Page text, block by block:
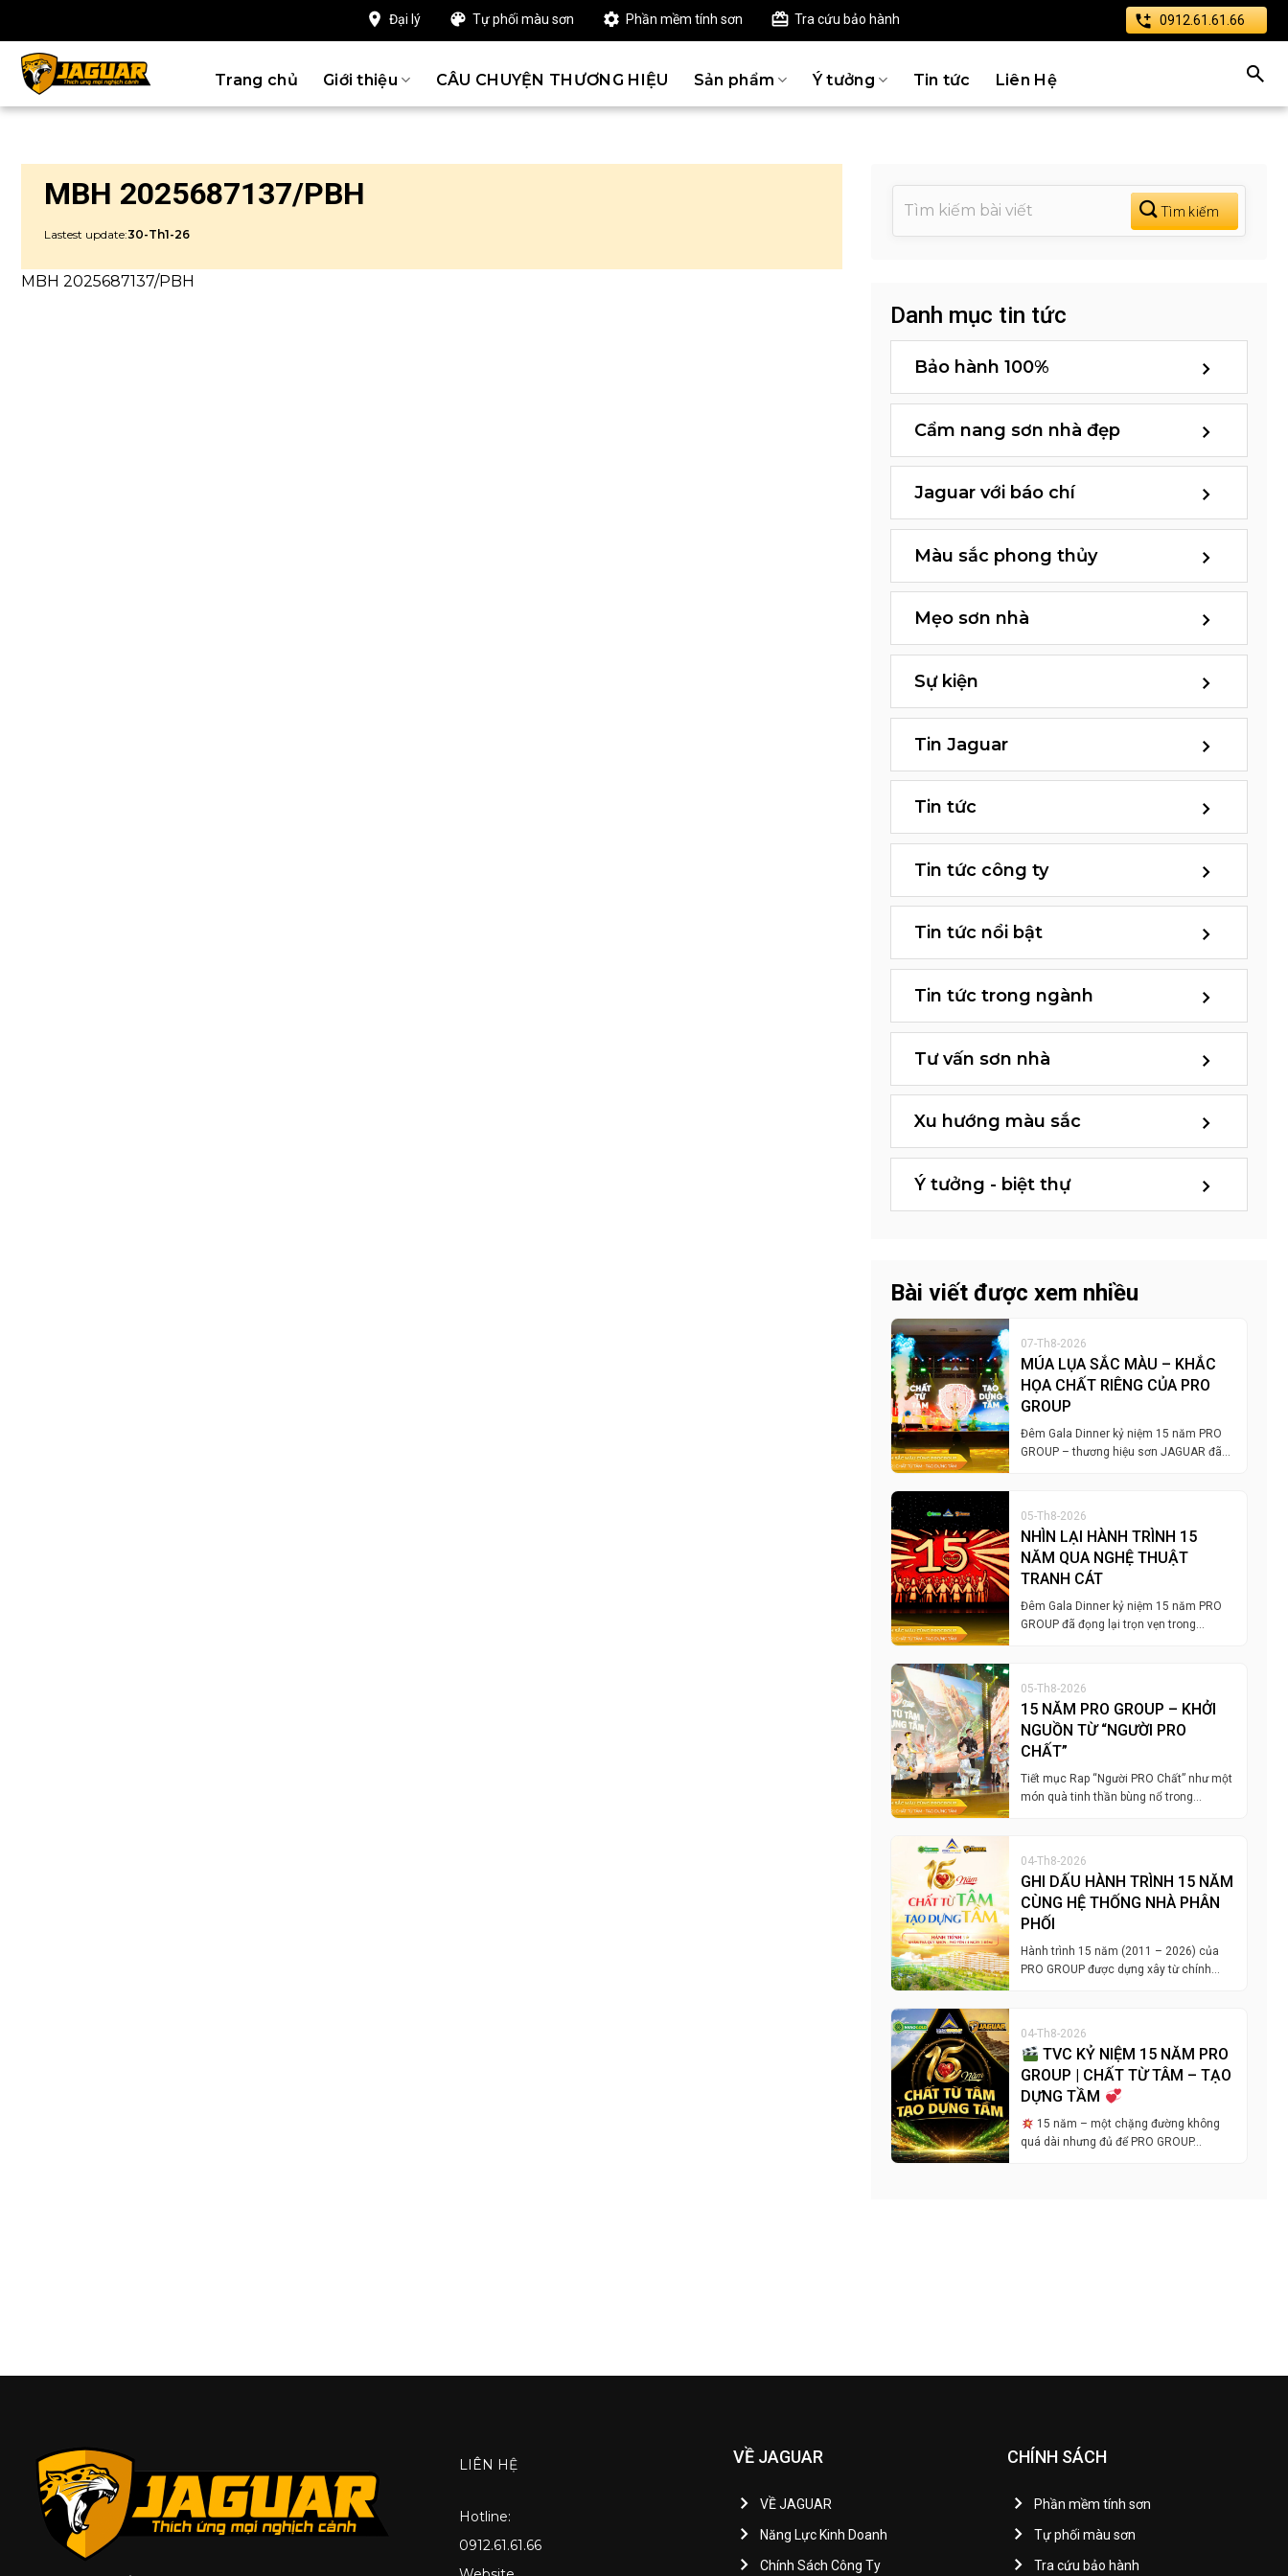
dung
Đại lý Tự phối màu sơn Phần mềm tính sơn Tra cứu bảo hành 0912.61.61.66
Trang chủ Giới thiệu CÂU CHUYỆN THƯƠNG HIỆU Sản phẩm Ý tưởng Tin tức Liên Hệ
MBH 2025687137/PBH
Lastest update:30-Th1-26
MBH 2025687137/PBH
Danh mục tin tức
Bảo hành 100%
Cẩm nang sơn nhà đẹp
Jaguar với báo chí
Màu sắc phong thủy
Mẹo sơn nhà
Sự kiện
Tin Jaguar
Tin tức
Tin tức công ty
Tin tức nổi bật
Tin tức trong ngành
Tư vấn sơn nhà
Xu hướng màu sắc
Ý tưởng - biệt thự
Bài viết được xem nhiều
07-Th8-2026
MÚA LỤA SẮC MÀU – KHẮC
HỌA CHẤT RIÊNG CỦA PRO
GROUP
Đêm Gala Dinner kỷ niệm 15 năm PRO
GROUP – thương hiệu sơn JAGUAR đã…
05-Th8-2026
NHÌN LẠI HÀNH TRÌNH 15
NĂM QUA NGHỆ THUẬT
TRANH CÁT
Đêm Gala Dinner kỷ niệm 15 năm PRO
GROUP đã đọng lại trọn vẹn trong…
05-Th8-2026
15 NĂM PRO GROUP – KHỞI
NGUỒN TỪ “NGƯỜI PRO
CHẤT”
Tiết mục Rap “Người PRO Chất” như một
món quà tinh thần bùng nổ trong…
04-Th8-2026
GHI DẤU HÀNH TRÌNH 15 NĂM
CÙNG HỆ THỐNG NHÀ PHÂN
PHỐI
Hành trình 15 năm (2011 – 2026) của
PRO GROUP được dựng xây từ chính…
04-Th8-2026
TVC KỶ NIỆM 15 NĂM PRO
GROUP | CHẤT TỪ TÂM – TẠO
DỰNG TẦM
15 năm – một chặng đường không
quá dài nhưng đủ để PRO GROUP…
LIÊN HỆ
Hotline:
0912.61.61.66
VỀ JAGUAR
VỀ JAGUAR
Năng Lực Kinh Doanh
Chính Sách Công Ty
CHÍNH SÁCH
Phần mềm tính sơn
Tự phối màu sơn
Tra cứu bảo hành